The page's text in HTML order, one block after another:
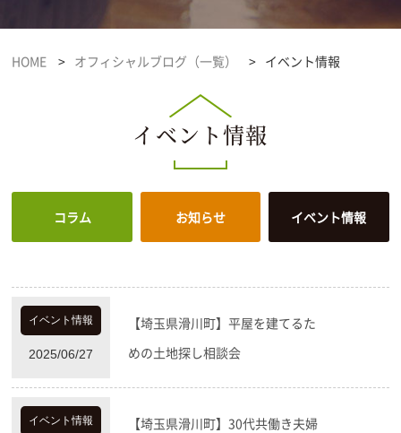
HOME オフィシャルブログ（一覧） イベント情報
イベント情報
コラム お知らせ イベント情報
イベント情報
2025/06/27
【埼玉県滑川町】平屋を建てるた
めの土地探し相談会
イベント情報
【埼玉県滑川町】30代共働き夫婦